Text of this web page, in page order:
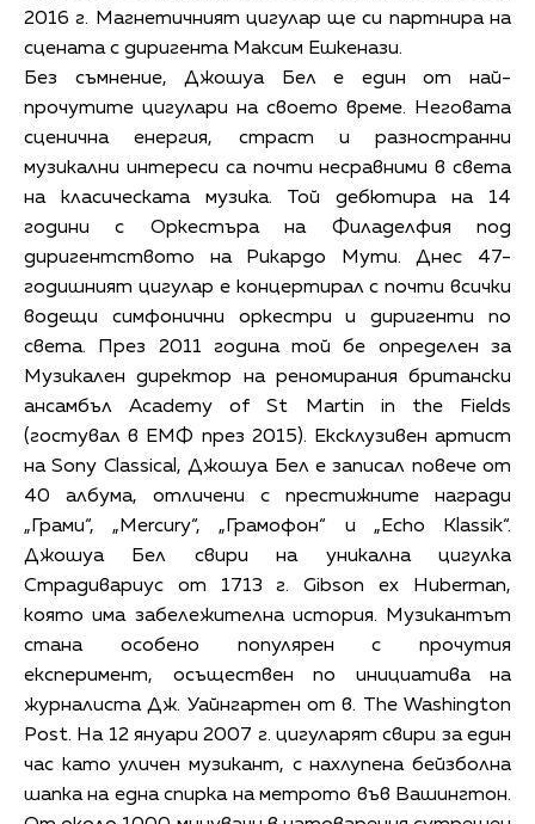
2016 г. Магнетичният цигулар ще си партнира на
сцената с диригента Максим Ешкенази.
Без съмнение, Джошуа Бел е един от най-
прочутите цигулари на своето време. Неговата
сценична енергия, страст и разностранни
музикални интереси са почти несравними в света
на класическата музика. Той дебютира на 14
години с Оркестъра на Филаделфия под
диригентството на Рикардо Мути. Днес 47-
годишният цигулар е концертирал с почти всички
водещи симфонични оркестри и диригенти по
света. През 2011 година той бе определен за
Музикален директор на реномирания британски
ансамбъл Academy of St Martin in the Fields
(гостувал в ЕМФ през 2015). Ексклузивен артист
на Sony Classical, Джошуа Бел е записал повече от
40 албума, отличени с престижните награди
„Грами“, „Mercury“, „Грамофон“ и „Echo Klassik“.
Джошуа Бел свири на уникална цигулка
Страдивариус от 1713 г. Gibson ex Huberman,
която има забележителна история. Музикантът
стана особено популярен с прочутия
експеримент, осъществен по инициатива на
журналиста Дж. Уайнгартен от в. The Washington
Post. На 12 януари 2007 г. цигуларят свири за един
час като уличен музикант, с нахлупена бейзболна
шапка на една спирка на метрото във Вашингтон.